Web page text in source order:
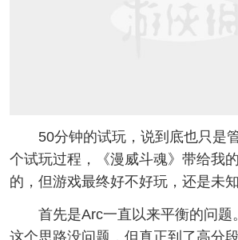
50分钟的试玩，说到底也只是
个试玩过程，《漫威斗魂》带给我
的，但游戏最终好不好玩，还是未知
首先是Arc一直以来平衡的问题
这个思路没问题，但真正到了高分